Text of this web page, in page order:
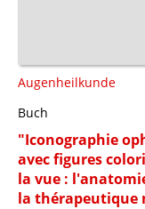
Augenheilkunde
Buch
"Iconographie
avec figures
la vue :
la thérapeutique